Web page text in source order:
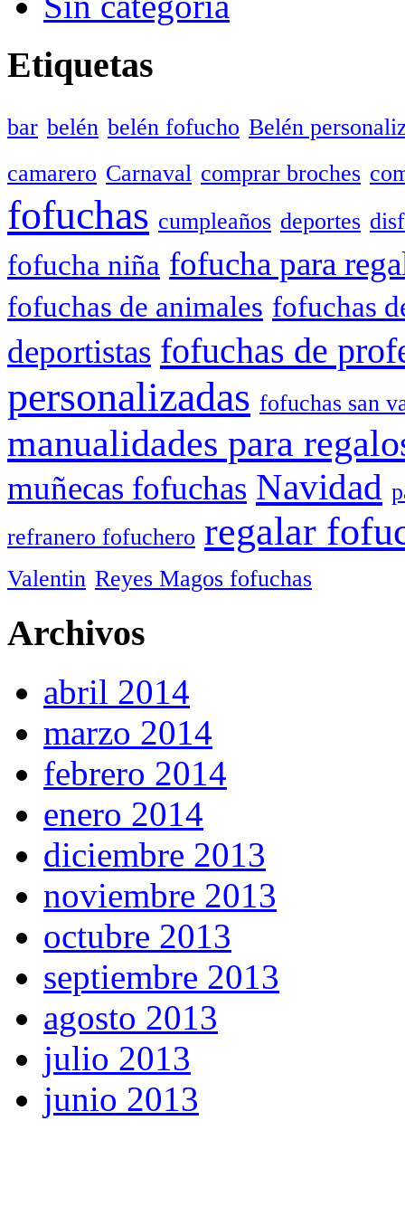
Etiquetas
bar belén belén fofucho Belén
camarero Carnaval comprar broches
fofuchas cumpleaños deportes
fofucha niña fofucha para
fofuchas de animales fofuchas
deportistas fofuchas de
personalizadas fofuchas san
manualidades para
muñecas fofuchas Navidad
refranero fofuchero regalar
Valentin Reyes Magos fofuchas
Archivos
abril 2014
marzo 2014
febrero 2014
enero 2014
diciembre 2013
noviembre 2013
octubre 2013
septiembre 2013
agosto 2013
julio 2013
junio 2013